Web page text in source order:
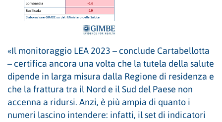
«Il monitoraggio LEA 2023 – conclude Cartabellotta
– certifica ancora una volta che la tutela della salute
dipende in larga misura dalla Regione di residenza e
che la frattura tra il Nord e il Sud del Paese non
accenna a ridursi. Anzi, è più ampia di quanto i
numeri lascino intendere: infatti, il set di indicatori